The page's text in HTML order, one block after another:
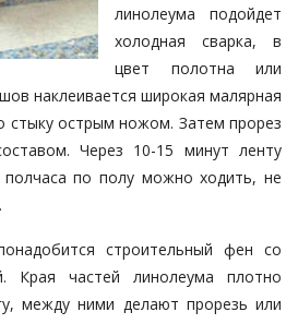
линолеума подойдет
холодная сварка, в
цвет полотна или
наклеивается широкая малярная
стыку острым ножом. Затем прорез
Через 10-15 минут ленту
по полу можно ходить, не
строительный фен со
Края частей линолеума плотно
между ними делают прорезь или